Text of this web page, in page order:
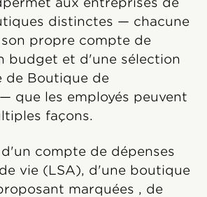
distinctes — chacune
propre compte de
budget et d'une sélection
de Boutique de
que les employés peuvent
façons.
compte de dépenses
vie (LSA), d'une boutique
marquées , de